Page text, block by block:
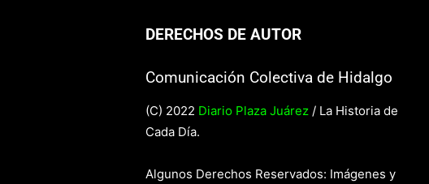
DERECHOS DE AUTOR
Comunicación Colectiva de Hidalgo
(C) 2022 Diario Plaza Juárez / La Historia de
Cada Día.
Algunos Derechos Reservados: Imágenes y